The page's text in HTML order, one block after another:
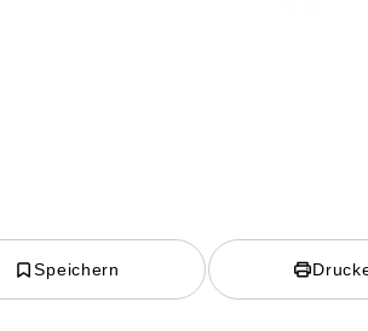
Speichern